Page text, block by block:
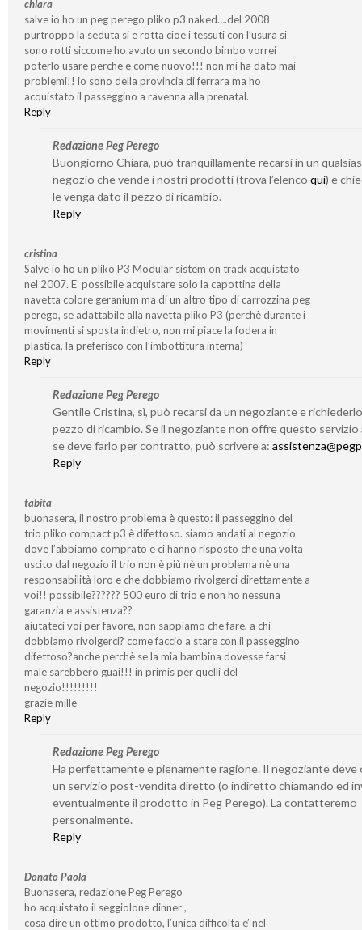
chiara
salve io ho un peg perego pliko p3 naked….del 2008
purtroppo la seduta si e rotta cioe i tessuti con l’usura si
sono rotti siccome ho avuto un secondo bimbo vorrei
poterlo usare perche e come nuovo!!! non mi ha dato mai
problemi!! io sono della provincia di ferrara ma ho
acquistato il passeggino a ravenna alla prenatal.
Reply
Redazione Peg Perego
Buongiorno Chiara, può tranquillamente recarsi in un
negozio che vende i nostri prodotti (trova l’elenco qui) e
le venga dato il pezzo di ricambio.
Reply
cristina
Salve io ho un pliko P3 Modular sistem on track acquistato
nel 2007. E’ possibile acquistare solo la capottina della
navetta colore geranium ma di un altro tipo di carrozzina peg
perego, se adattabile alla navetta pliko P3 (perchè durante i
movimenti si sposta indietro, non mi piace la fodera in
plastica, la preferisco con l’imbottitura interna)
Reply
Redazione Peg Perego
Gentile Cristina, sì, può recarsi da un negoziante e
pezzo di ricambio. Se il negoziante non offre questo servizio
se deve farlo per contratto, può scrivere a:
Reply
tabita
buonasera, il nostro problema è questo: il passeggino del
trio pliko compact p3 è difettoso. siamo andati al negozio
dove l’abbiamo comprato e ci hanno risposto che una volta
uscito dal negozio il trio non è più nè un problema nè una
responsabilità loro e che dobbiamo rivolgerci direttamente a
voi!! possibile?????? 500 euro di trio e non ho nessuna
garanzia e assistenza??
aiutateci voi per favore, non sappiamo che fare, a chi
dobbiamo rivolgerci? come faccio a stare con il passeggino
difettoso?anche perchè se la mia bambina dovesse farsi
male sarebbero guai!!! in primis per quelli del
negozio!!!!!!!!!
grazie mille
Reply
Redazione Peg Perego
Ha perfettamente e pienamente ragione. Il negoziante deve
un servizio post-vendita diretto (o indiretto chiamando ed
eventualmente il prodotto in Peg Perego). La contatteremo
personalmente.
Reply
Donato Paola
Buonasera, redazione Peg Perego
ho acquistato il seggiolone dinner ,
cosa dire un ottimo prodotto, l’unica difficolta e’ nel